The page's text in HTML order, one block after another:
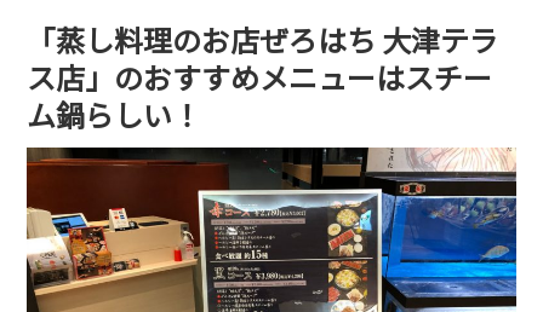
「蒸し料理のお店ぜろはち 大津テラ
ス店」のおすすめメニューはスチー
ム鍋らしい！